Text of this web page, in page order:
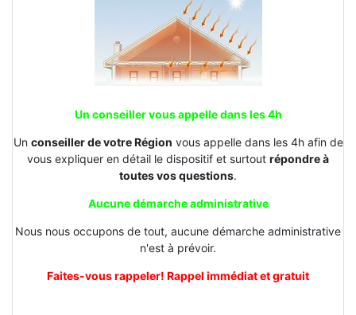
Un conseiller vous appelle dans les 4h
Un conseiller de votre Région vous appelle dans les 4h afin de
vous expliquer en détail le dispositif et surtout répondre à
toutes vos questions.
Aucune démarche administrative
Nous nous occupons de tout, aucune démarche administrative
n'est à prévoir.
Faites-vous rappeler! Rappel immédiat et gratuit